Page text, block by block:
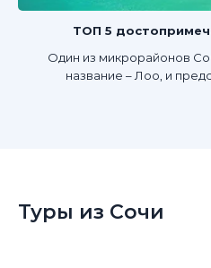
ТОП 5
Один из микрорайонов
название – Лоо, и
Туры из Сочи